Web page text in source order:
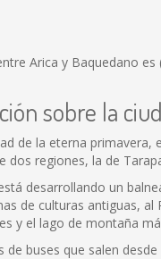
Arica y Baquedano es
sobre la
de la eterna primavera,
dos regiones, la de
desarrollando un
de culturas antiguas, al
y el lago de montaña
de buses que salen desde